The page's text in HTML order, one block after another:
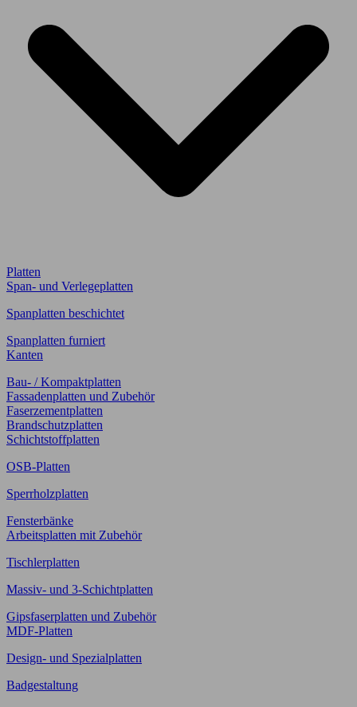
Platten
Span- und Verlegeplatten
Spanplatten beschichtet
Spanplatten furniert
Kanten
Bau- / Kompaktplatten
Fassadenplatten und Zubehör
Faserzementplatten
Brandschutzplatten
Schichtstoffplatten
OSB-Platten
Sperrholzplatten
Fensterbänke
Arbeitsplatten mit Zubehör
Tischlerplatten
Massiv- und 3-Schichtplatten
Gipsfaserplatten und Zubehör
MDF-Platten
Design- und Spezialplatten
Badgestaltung